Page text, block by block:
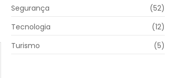
Segurança
(52)
Tecnologia
(12)
Turismo
(5)